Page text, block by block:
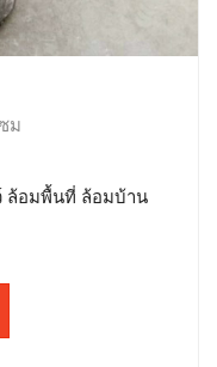
ม
ล้อมพื้นที่ ล้อมบ้าน